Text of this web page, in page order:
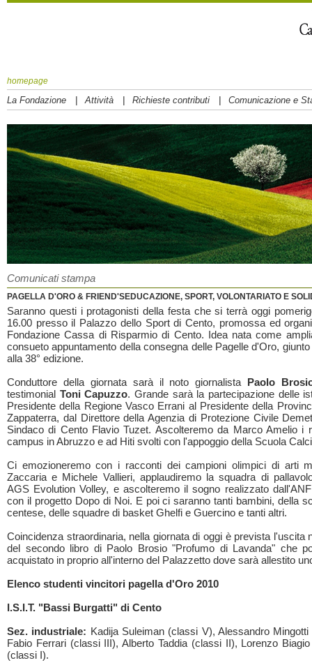
homepage
La Fondazione | Attività | Richieste contributi | Comunicazione e
Comunicati stampa
PAGELLA D'ORO & FRIEND'SEDUCAZIONE, SPORT, VOLONTARIATO E
Saranno questi i protagonisti della festa che si terrà oggi
16.00 presso il Palazzo dello Sport di Cento, promossa ed
Fondazione Cassa di Risparmio di Cento. Idea nata come
consueto appuntamento della consegna delle Pagelle d'Oro,
alla 38° edizione.
Conduttore della giornata sarà il noto giornalista Paolo
testimonial Toni Capuzzo. Grande sarà la partecipazione delle
Presidente della Regione Vasco Errani al Presidente della
Zappaterra, dal Direttore della Agenzia di Protezione Civile
Sindaco di Cento Flavio Tuzet. Ascolteremo da Marco Amelio i
campus in Abruzzo e ad Hiti svolti con l'appoggio della Scuola
Ci emozioneremo con i racconti dei campioni olimpici di arti
Zaccaria e Michele Vallieri, applaudiremo la squadra di
AGS Evolution Volley, e ascolteremo il sogno realizzato
con il progetto Dopo di Noi. E poi ci saranno tanti bambini, della
centese, delle squadre di basket Ghelfi e Guercino e tanti altri.
Coincidenza straordinaria, nella giornata di oggi è prevista l'uscita
del secondo libro di Paolo Brosio "Profumo di Lavanda" che
acquistato in proprio all'interno del Palazzetto dove sarà allestito
Elenco studenti vincitori pagella d'Oro 2010
I.S.I.T. "Bassi Burgatti" di Cento
Sez. industriale: Kadija Suleiman (classi V), Alessandro
Fabio Ferrari (classi III), Alberto Taddia (classi II), Lorenzo
(classi I).